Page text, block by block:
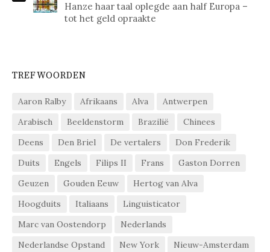
Hanze haar taal oplegde aan half Europa –
tot het geld opraakte
TREFWOORDEN
Aaron Ralby Afrikaans Alva
Antwerpen
Arabisch
Beeldenstorm Brazilië
Chinees
Deens
Den Briel De vertalers
Don Frederik
Duits
Engels Filips II Frans
Gaston Dorren
Geuzen
Gouden Eeuw
Hertog van Alva
Hoogduits
Italiaans
Linguisticator
Marc van Oostendorp
Nederlands
Nederlandse Opstand
New York
Nieuw-Amsterdam